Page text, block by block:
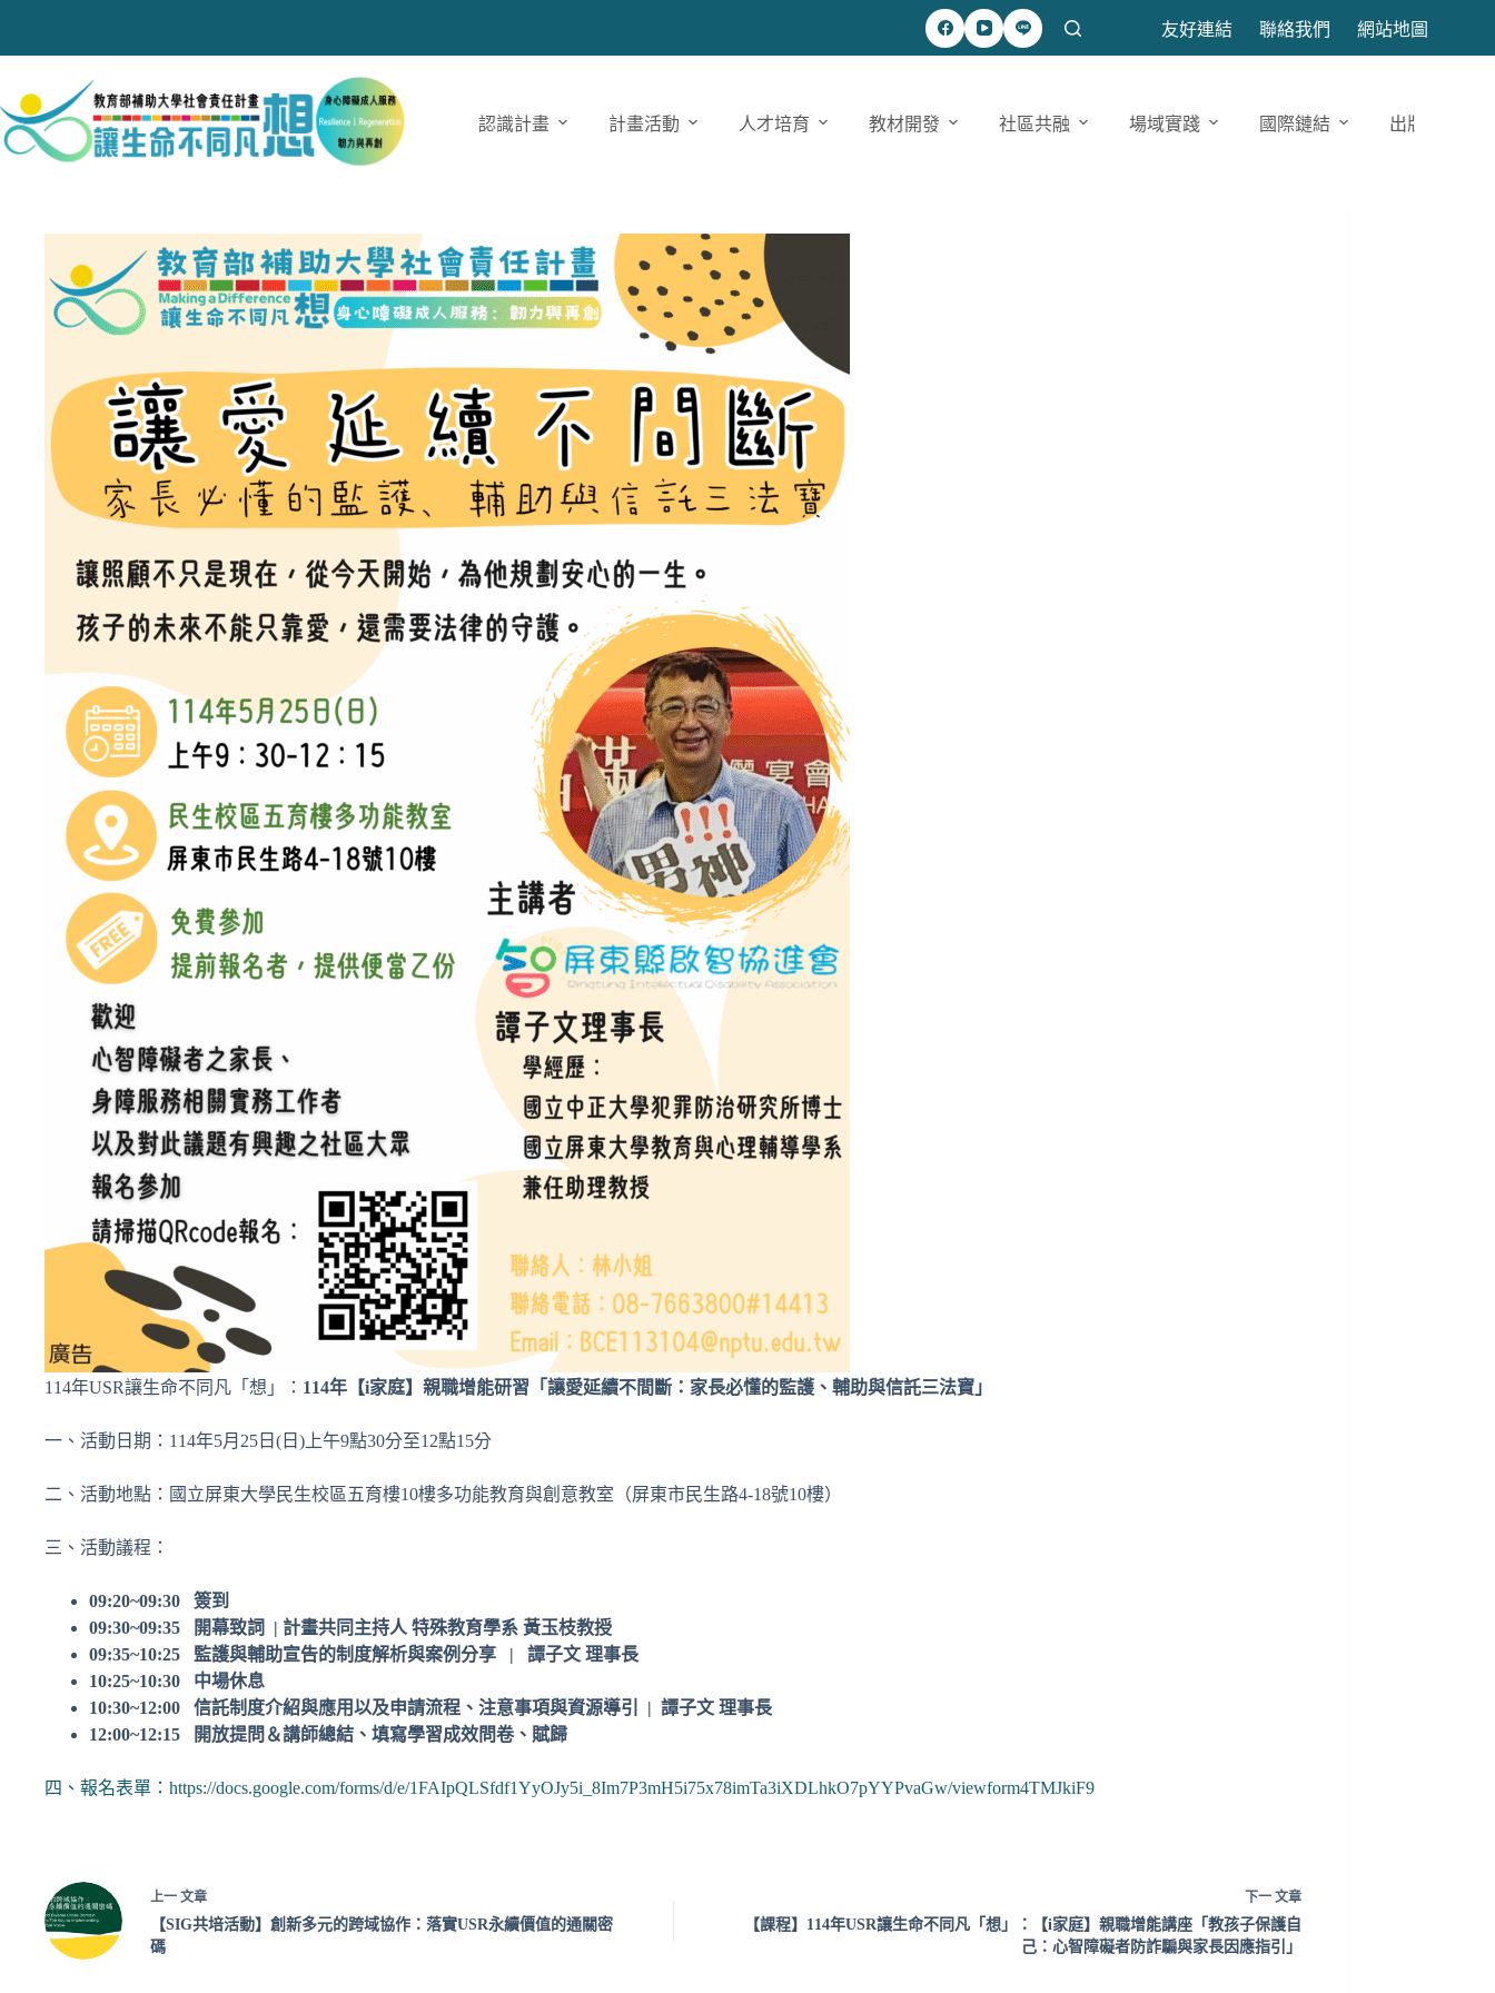
內
容
友好連結 聯絡我們 網站地圖
認識計畫 計畫活動 人才培育 教材開發 社區共融 場域實踐 國際鏈結 出版發表
114年USR讓生命不同凡「想」： 114年【i家庭】親職增能研習「讓愛延續不間斷：家長必懂的監護、輔助與信託三法寶」
一、活動日期：114年5月25日(日)上午9點30分至12點15分
二、活動地點：國立屏東大學民生校區五育樓10樓多功能教育與創意教室（屏東市民生路4-18號10樓）
三、活動議程：
09:20~09:30
簽到
09:30~09:35 開幕致詞 | 計畫共同主持人 特殊教育學系 黃玉枝教授
09:35~10:25 監護與輔助宣告的制度解析與案例分享 | 譚子文 理事長
10:25~10:30 中場休息
10:30~12:00 信託制度介紹與應用以及申請流程、注意事項與資源導引 | 譚子文 理事長
12:00~12:15 開放提問＆講師總結、填寫學習成效問卷、賦歸
四、報名表單： https://docs.google.com/forms/d/e/1FAIpQLSfdf1YyOJy5i_8Im7P3mH5i75x78imTa3iXDLhkO7pYYPvaGw/viewform4TMJkiF9
上一 文章
【SIG共培活動】創新多元的跨域協作：落實USR永續價值的通關密
碼
下一 文章
【課程】114年USR讓生命不同凡「想」：【i家庭】親職增能講座「教孩子保護自
己：心智障礙者防詐騙與家長因應指引」